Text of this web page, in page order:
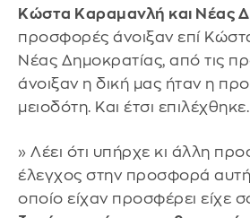
Κώστα Καραμανλή και Νέας
προσφορές άνοιξαν επί
Νέας Δημοκρατίας, από τις
άνοιξαν η δική μας ήταν η
μειοδότη. Και έτσι επιλέχθηκε.
» Λέει ότι υπήρχε κι άλλη
έλεγχος στην προσφορά αυτή
οποίο είχαν προσφέρει είχε